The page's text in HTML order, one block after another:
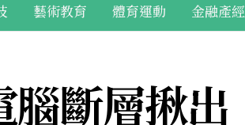
藝術教育 體育運動 金融產經
斷層揪出